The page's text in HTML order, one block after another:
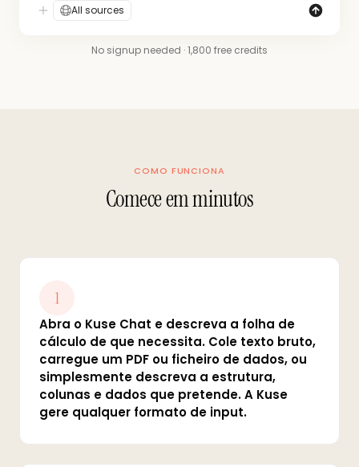
All sources
No signup needed · 1,800 free credits
COMO FUNCIONA
Comece em minutos
1
Abra o Kuse Chat e descreva a folha de
cálculo de que necessita. Cole texto bruto,
carregue um PDF ou ficheiro de dados, ou
simplesmente descreva a estrutura,
colunas e dados que pretende. A Kuse
gere qualquer formato de input.